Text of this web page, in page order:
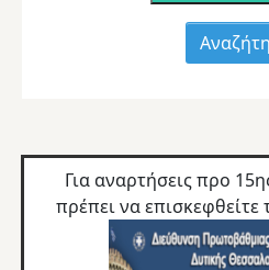
Για αναρτήσεις προ
πρέπει να επισκεφθείτε